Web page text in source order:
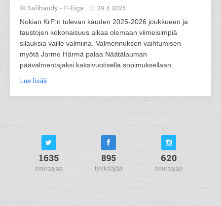
Salibandy - F-liiga 29.4.2025
Nokian KrP:n tulevan kauden 2025-2026 joukkueen ja
taustojen kokonaisuus alkaa olemaan viimeisimpiä
silauksia vaille valmiina. Valmennuksen vaihtumisen
myötä Jarmo Härmä palaa Näätälauman
päävalmentajaksi kaksivuotisella sopimuksellaan.
Lue lisää
1635
seuraajaa
895
tykkääjää
620
seuraajaa